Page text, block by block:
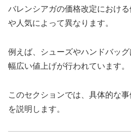
バレンシアガの価格改定におけ
や人気によって異なります。
例えば、シューズやハンドバッ
幅広い値上げが行われています。
このセクションでは、具体的な
を説明します。